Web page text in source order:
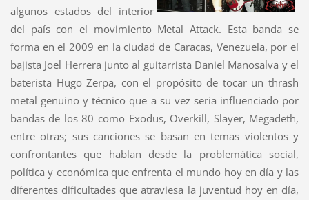
algunos estados del interior
del país con el movimiento Metal Attack. Esta banda se
forma en el 2009 en la ciudad de Caracas, Venezuela, por el
bajista Joel Herrera junto al guitarrista Daniel Manosalva y el
baterista Hugo Zerpa, con el propósito de tocar un thrash
metal genuino y técnico que a su vez seria influenciado por
bandas de los 80 como Exodus, Overkill, Slayer, Megadeth,
entre otras; sus canciones se basan en temas violentos y
confrontantes que hablan desde la problemática social,
política y económica que enfrenta el mundo hoy en día y las
diferentes dificultades que atraviesa la juventud hoy en día,